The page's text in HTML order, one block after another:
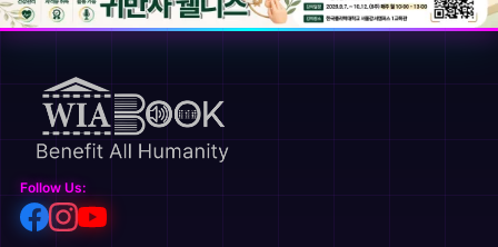
Follow Us: